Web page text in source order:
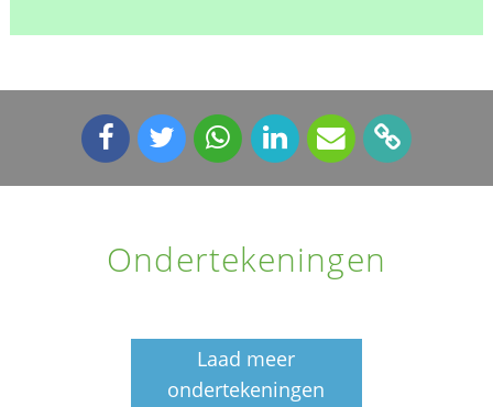
Ondertekeningen
Laad meer
ondertekeningen